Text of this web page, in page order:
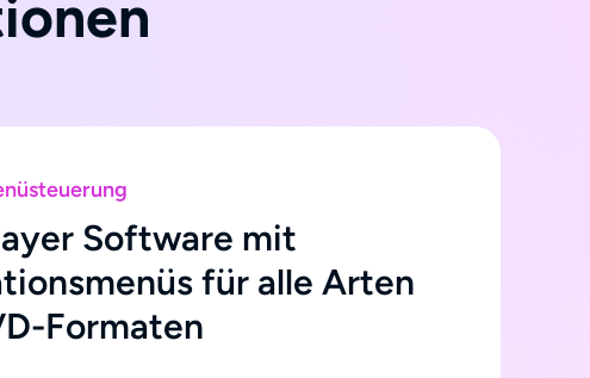
Software mit
für alle Arten
Formaten